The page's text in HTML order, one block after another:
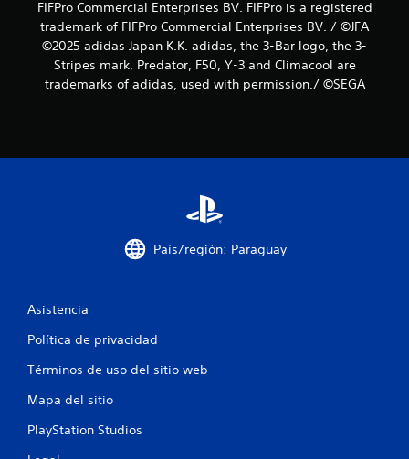
FIFPro Commercial Enterprises BV. FIFPro is a registered
trademark of FIFPro Commercial Enterprises BV. / ©JFA
©2025 adidas Japan K.K. adidas, the 3-Bar logo, the 3-
Stripes mark, Predator, F50, Y-3 and Climacool are
trademarks of adidas, used with permission./ ©SEGA
País/región: Paraguay
Asistencia
Política de privacidad
Términos de uso del sitio web
Mapa del sitio
PlayStation Studios